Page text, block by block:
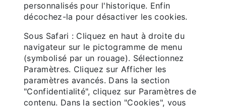
personnalisés pour l'historique. Enfin
décochez-la pour désactiver les cookies.
Sous Safari : Cliquez en haut à droite du
navigateur sur le pictogramme de menu
(symbolisé par un rouage). Sélectionnez
Paramètres. Cliquez sur Afficher les
paramètres avancés. Dans la section
"Confidentialité", cliquez sur Paramètres de
contenu. Dans la section "Cookies", vous